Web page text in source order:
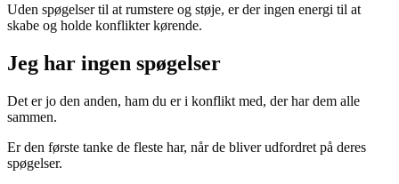
Uden spøgelser til at rumstere og støje, er der ingen energi til at
skabe og holde konflikter kørende.
Jeg har ingen spøgelser
Det er jo den anden, ham du er i konflikt med, der har dem alle
sammen.
Er den første tanke de fleste har, når de bliver udfordret på deres
spøgelser.